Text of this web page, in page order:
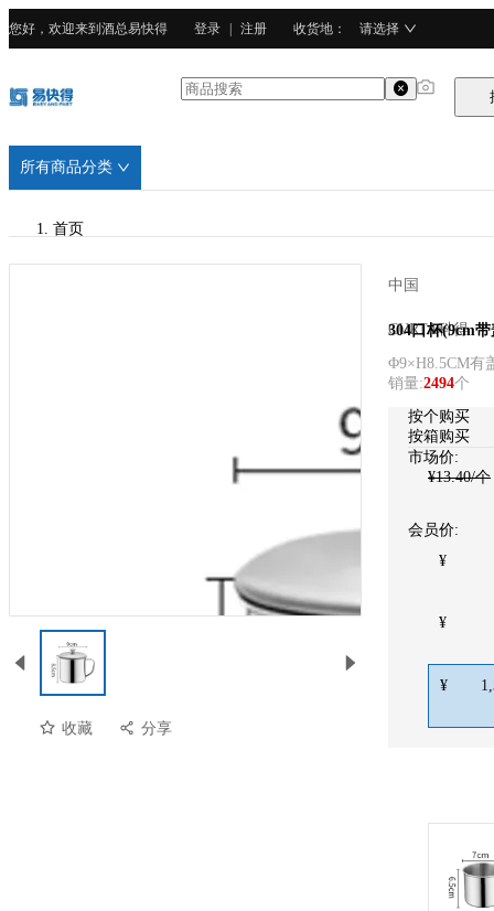
您好，欢迎来到酒总易快得 登录 注册 收货地 ： 请选择
所有商品分类
首页
收藏 分享
中国
CURTA科得
304口杯(9cm
Φ9×H8.5CM有
销量:2494个
按个购买
按箱购买
市场价:
¥13.40/个
会员价:
¥
¥
¥